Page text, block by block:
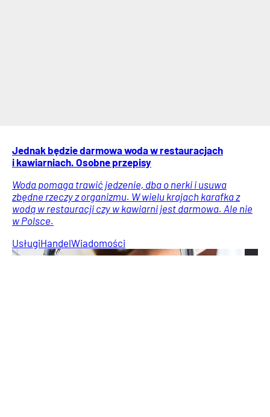
Jednak będzie darmowa woda w restauracjach
i kawiarniach. Osobne przepisy
Woda pomaga trawić jedzenie, dba o nerki i usuwa
zbędne rzeczy z organizmu. W wielu krajach karafka z
wodą w restauracji czy w kawiarni jest darmowa. Ale nie
w Polsce.
UsługiHandelWiadomości